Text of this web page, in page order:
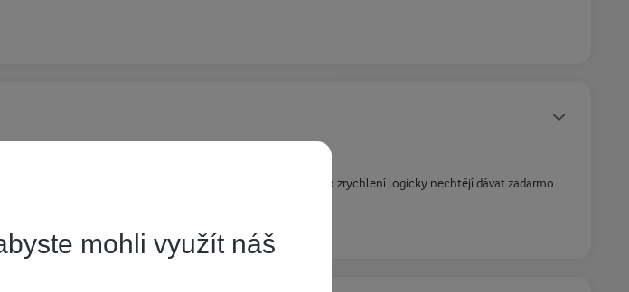
je za jinou cenu,
peněz a energie aby tu síť mohli upgradovat a tak to zrychlení logicky nechtějí dávat zadarmo.
mohli využít náš